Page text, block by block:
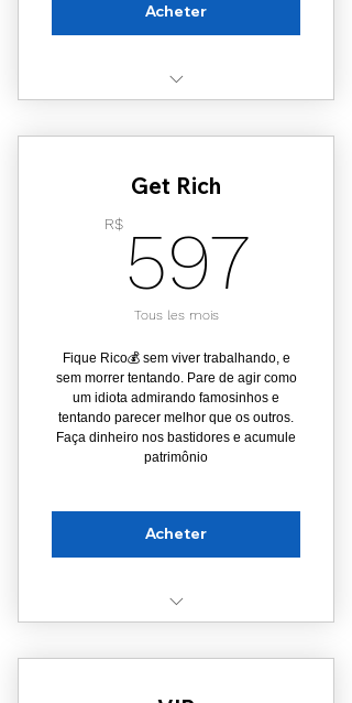
Acheter
Femme Club
Aulas Práticas
Ferramentas necessárias para
um Negócio Digital
Estratégias para o Bilhão 💰
Ajuda individual (personalizada)
Get Rich
R$ 597
Tous les mois
Fique Rico💰 sem viver trabalhando, e
sem morrer tentando. Pare de agir como
um idiota admirando famosinhos e
tentando parecer melhor que os outros.
Faça dinheiro nos bastidores e acumule
patrimônio
Acheter